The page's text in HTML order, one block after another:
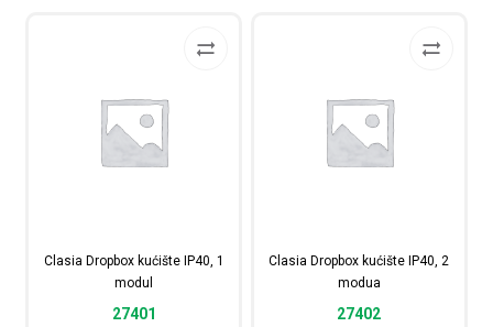
Clasia Dropbox kućište IP40, 1
modul
27401
Clasia Dropbox kućište IP40, 2
modua
27402